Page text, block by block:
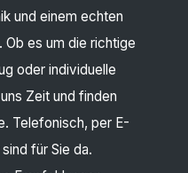
und einem echten
Ob es um die richtige
oder individuelle
Zeit und finden
Telefonisch, per E-
für Sie da.